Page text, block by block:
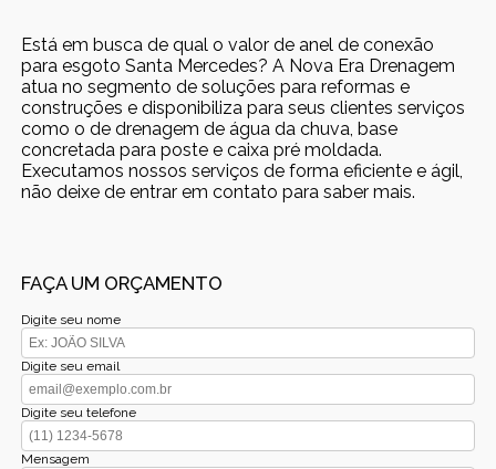
Está em busca de qual o valor de anel de conexão
para esgoto Santa Mercedes? A Nova Era Drenagem
atua no segmento de soluções para reformas e
construções e disponibiliza para seus clientes serviços
como o de drenagem de água da chuva, base
concretada para poste e caixa pré moldada.
Executamos nossos serviços de forma eficiente e ágil,
não deixe de entrar em contato para saber mais.
FAÇA UM ORÇAMENTO
Digite seu nome
Digite seu email
Digite seu telefone
Mensagem